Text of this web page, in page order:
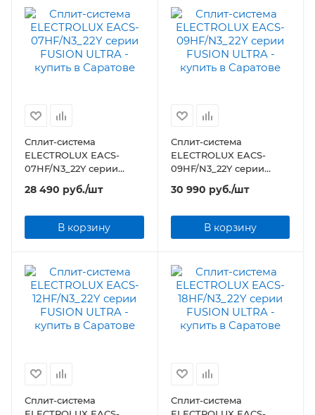
Сплит-система
ELECTROLUX EACS-
07HF/N3_22Y серии
FUSION ULTRA
28 490 руб./шт
В корзину
Сплит-система
ELECTROLUX EACS-
09HF/N3_22Y серии
FUSION ULTRA
30 990 руб./шт
В корзину
Сплит-система
Сплит-система